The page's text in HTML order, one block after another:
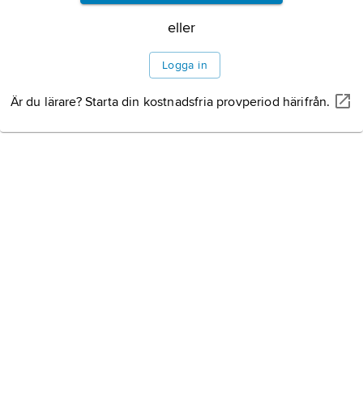
Information om artikeln
eller
Logga in
Är du lärare? Starta din kostnadsfria provperiod härifrån.